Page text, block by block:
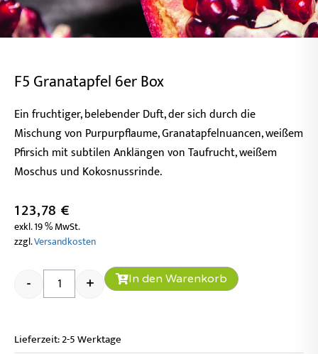
F5 Granatapfel 6er Box
Ein fruchtiger, belebender Duft, der sich durch die
Mischung von Purpurpflaume, Granatapfelnuancen, weißem
Pfirsich mit subtilen Anklängen von Taufrucht, weißem
Moschus und Kokosnussrinde.
123,78 €
exkl. 19 % MwSt.
zzgl.Versandkosten
- + In den Warenkorb
Lieferzeit:2-5 Werktage